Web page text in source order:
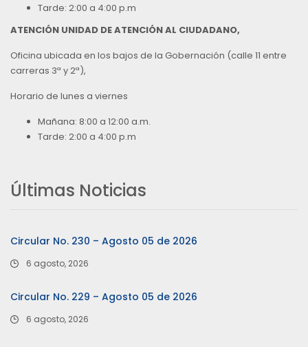
Tarde: 2:00 a 4:00 p.m
ATENCIÓN UNIDAD DE ATENCIÓN AL CIUDADANO,
Oficina ubicada en los bajos de la Gobernación (calle 11 entre
carreras 3ª y 2ª),
Horario de lunes a viernes
Mañana: 8:00 a 12:00 a.m.
Tarde: 2:00 a 4:00 p.m
Últimas Noticias
Circular No. 230 – Agosto 05 de 2026
6 agosto, 2026
Circular No. 229 – Agosto 05 de 2026
6 agosto, 2026